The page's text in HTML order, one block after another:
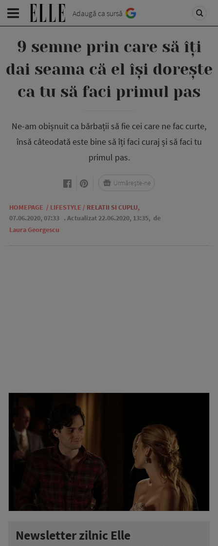
Adaugă ca sursă
9 semne prin care să îți
dai seama că el își dorește
ca tu să faci primul pas
Ne-am obișnuit ca bărbații să fie cei care ne fac curte,
însă câteodată este bine să îți faci curaj și să faci tu
primul pas.
HOMEPAGE / LIFESTYLE / RELATII SI CUPLU,
07.06.2020, 07:33 . Actualizat 22.06.2020, 13:35, de
Laura Georgescu
Urmărește-ne
Newsletter zilnic Elle